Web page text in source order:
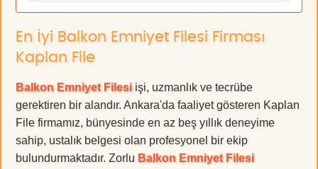
En İyi Balkon Emniyet Filesi Firması
Kaplan File
Balkon Emniyet Filesi işi, uzmanlık ve tecrübe
gerektiren bir alandır. Ankara'da faaliyet gösteren Kaplan
File firmamız, bünyesinde en az beş yıllık deneyime
sahip, ustalık belgesi olan profesyonel bir ekip
bulundurmaktadır. Zorlu Balkon Emniyet Filesi